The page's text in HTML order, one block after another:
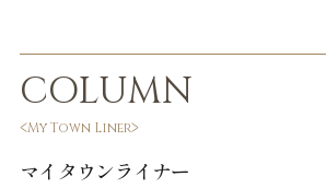
COLUMN
My Town Liner
マイタウンライナー